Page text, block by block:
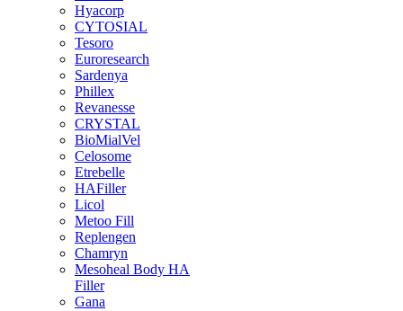
Hyacorp
CYTOSIAL
Tesoro
Euroresearch
Sardenya
Phillex
Revanesse
CRYSTAL
BioMialVel
Celosome
Etrebelle
HAFiller
Licol
Metoo Fill
Replengen
Chamryn
Mesoheal Body HA
Filler
Gana